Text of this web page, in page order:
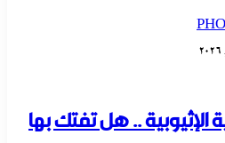
الإثيوبية .. هل تفتك بها